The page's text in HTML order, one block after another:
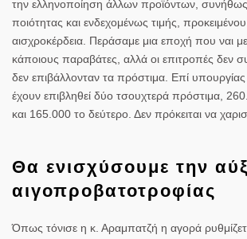
την ελληνοποίηση άλλων προϊόντων,
ποιότητας και ενδεχομένως τιμής,
αισχροκέρδεια. Περάσαμε μια εποχή που ναι
κάποιους παραβάτες, αλλά οι επιτροπές δεν
δεν επιβάλλονταν τα πρόστιμα. Επί
έχουν επιβληθεί δύο τσουχτερά πρόστιμα,
και 165.000 το δεύτερο. Δεν πρόκειται να
Θα ενισχύσουμε την
αιγοπροβατοτροφίας
Όπως τόνισε η κ. Αραμπατζή η αγορά